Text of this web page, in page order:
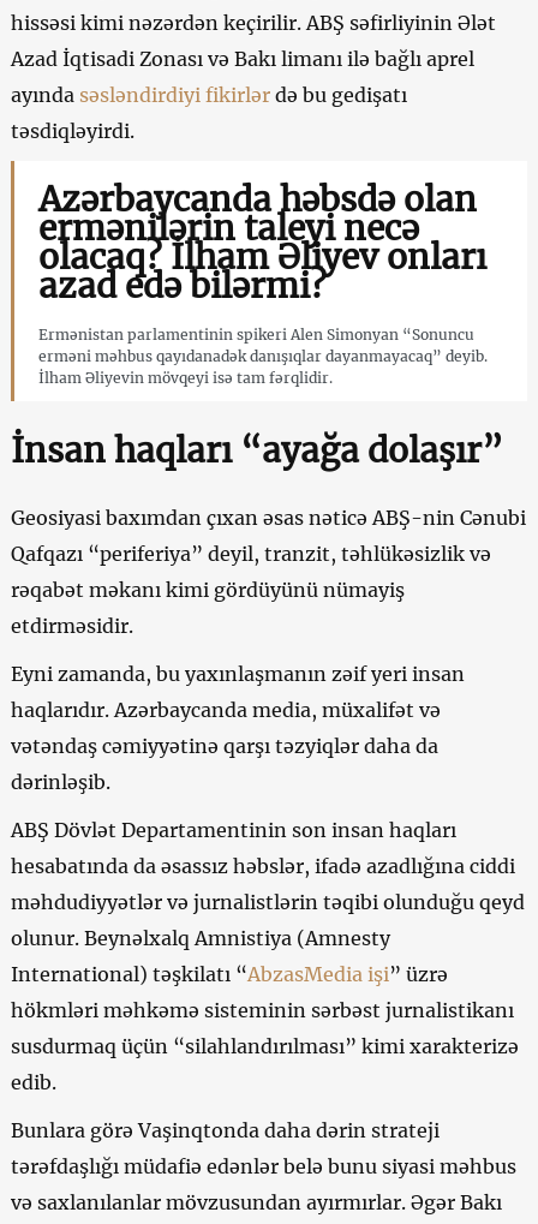
hissəsi kimi nəzərdən keçirilir. ABŞ səfirliyinin Ələt
Azad İqtisadi Zonası və Bakı limanı ilə bağlı aprel
ayında səsləndirdiyi fikirlər də bu gedişatı
təsdiqləyirdi.
Azərbaycanda həbsdə olan
ermənilərin taleyi necə
olacaq? İlham Əliyev onları
azad edə bilərmi?
Ermənistan parlamentinin spikeri Alen Simonyan “Sonuncu
erməni məhbus qayıdanadək danışıqlar dayanmayacaq” deyib.
İlham Əliyevin mövqeyi isə tam fərqlidir.
İnsan haqları “ayağa dolaşır”
Geosiyasi baxımdan çıxan əsas nəticə ABŞ-nin Cənubi
Qafqazı “periferiya” deyil, tranzit, təhlükəsizlik və
rəqabət məkanı kimi gördüyünü nümayiş
etdirməsidir.
Eyni zamanda, bu yaxınlaşmanın zəif yeri insan
haqlarıdır. Azərbaycanda media, müxalifət və
vətəndaş cəmiyyətinə qarşı təzyiqlər daha da
dərinləşib.
ABŞ Dövlət Departamentinin son insan haqları
hesabatında da əsassız həbslər, ifadə azadlığına ciddi
məhdudiyyətlər və jurnalistlərin təqibi olunduğu qeyd
olunur. Beynəlxalq Amnistiya (Amnesty
International) təşkilatı “AbzasMedia işi” üzrə
hökmləri məhkəmə sisteminin sərbəst jurnalistikanı
susdurmaq üçün “silahlandırılması” kimi xarakterizə
edib.
Bunlara görə Vaşinqtonda daha dərin strateji
tərəfdaşlığı müdafiə edənlər belə bunu siyasi məhbus
və saxlanılanlar mövzusundan ayırmırlar. Əgər Bakı